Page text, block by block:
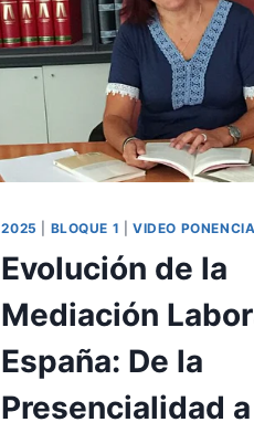
2025 BLOQUE 1 |VIDEO
Evolución de la
Mediación
España: De la
Presencialidad